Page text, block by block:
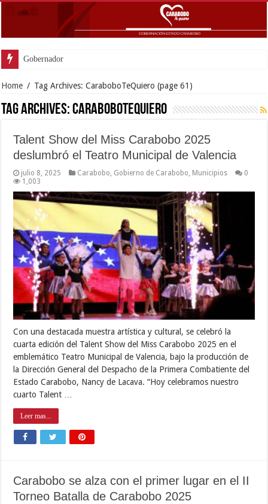
Gobernador Lacava anunció colocación de más
Home / Tag Archives: CaraboboTeQuiero (page 61)
Tag Archives:CaraboboTeQuiero
Talent Show del Miss Carabobo 2025
deslumbró el Teatro Municipal de Valencia
julio 8, 2025 Carabobo Gobierno de Carabobo Municipios
0
1,003
Con una destacada muestra artística y cultural, se celebró la
cuarta edición del Talent Show del Miss Carabobo 2025 en el
emblemático Teatro Municipal de Valencia, bajo la producción de
la Dirección General del Despacho de la Primera Combatiente del
Estado Carabobo, Nancy de Lacava. “Hoy celebramos nuestro
cuarto Talent …
Leer mas...
Carabobo se alza con el primer lugar en el II
Torneo Batalla de Carabobo 2025